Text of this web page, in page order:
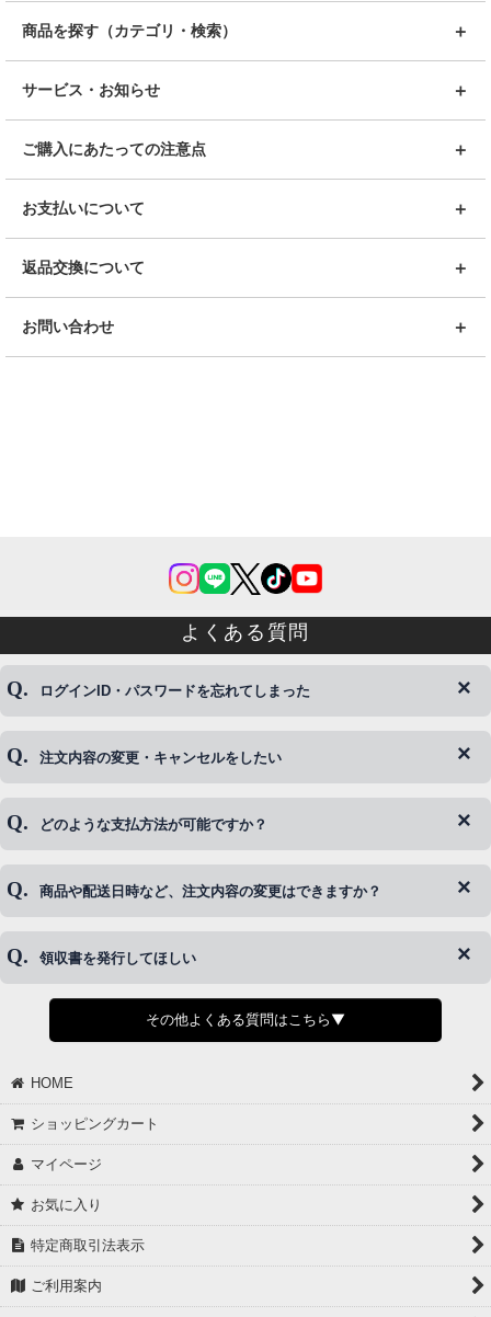
商品を探す（カテゴリ・検索）
サービス・お知らせ
ご購入にあたっての注意点
お支払いについて
返品交換について
お問い合わせ
よくある質問
ログインID・パスワードを忘れてしまった
◆下記ページより、ログインIDの変更が可能です。
注文内容の変更・キャンセルをしたい
◆即日発送を行なっている関係上、午後以降のご連絡やキャンセル
※発送後、発送準備が完了しお手続きが間に合わない場合は変更、
どのような支払方法が可能ですか？
◆代金引換・クレジットカード・携帯キャリア決済・おねだり決
商品や配送日時など、注文内容の変更はできますか？
◆商品発送前の変更は承っております。
さい。
領収書を発行してほしい
◆領収書はご希望頂いた場合のみ発行しております。
【これからご注文する場合】
願いします。
②宛名（空欄は上様は不可）
③但し書き（空欄やお品代は不可）
【すでにご注文が完了している場合】
①お電話・メール・LINEにて領収書希望の連絡をお願い致します
②後日、郵送にて領収書を送らせて頂きます。
その他よくある質問はこちら▼
HOME
ショッピングカート
マイページ
お気に入り
特定商取引法表示
ご利用案内